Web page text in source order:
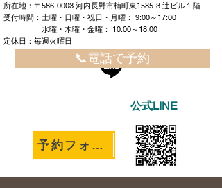
所在地：〒586-0003 河内長野市楠町東1585-3 辻ビル１階
​ ​受付時間：土曜・日曜・祝日・月曜： 9:00～17:00
水曜・木曜・金曜： 10:00～18:00
定休日：毎週火曜日
📞電話で予約
公式LINE
予約フォームへ